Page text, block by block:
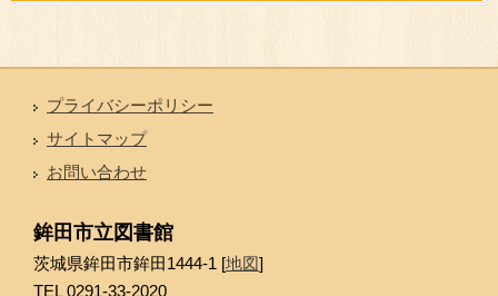
プライバシーポリシー
サイトマップ
お問い合わせ
鉾田市立図書館
茨城県鉾田市鉾田1444-1 [地図]
TEL 0291-33-2020